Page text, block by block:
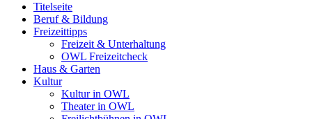
Titelseite
Beruf & Bildung
Freizeittipps
Freizeit & Unterhaltung
OWL Freizeitcheck
Haus & Garten
Kultur
Kultur in OWL
Theater in OWL